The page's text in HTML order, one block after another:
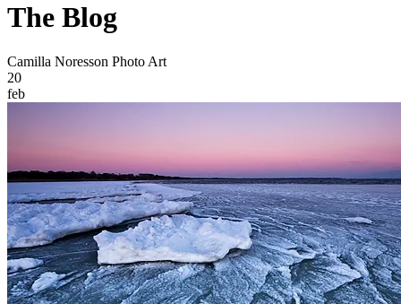
The Blog
Camilla Noresson Photo Art
20
feb